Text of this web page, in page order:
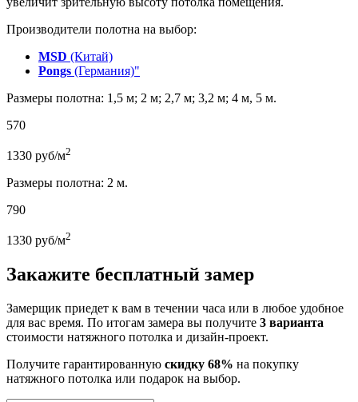
Производители полотна на выбор:
MSD (Китай)
Pongs (Германия)"
Размеры полотна: 1,5 м; 2 м; 2,7 м; 3,2 м; 4 м, 5 м.
570
1330 руб/м2
Размеры полотна: 2 м.
790
1330 руб/м2
Закажите бесплатный замер
Замерщик приедет к вам в течении часа или в любое удобное
для вас время. По итогам замера вы получите 3 варианта
стоимости натяжного потолка и дизайн-проект.
Получите гарантированную скидку 68% на покупку
натяжного потолка или подарок на выбор.